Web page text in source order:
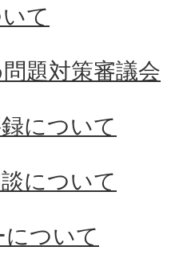
て
題対策審議会
について
について
ついて